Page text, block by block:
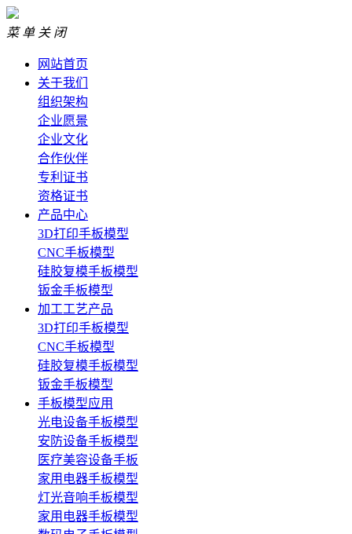
菜 单 关 闭
网站首页
关于我们
组织架构
企业愿景
企业文化
合作伙伴
专利证书
资格证书
产品中心
3D打印手板模型
CNC手板模型
硅胶复模手板模型
钣金手板模型
加工工艺产品
3D打印手板模型
CNC手板模型
硅胶复模手板模型
钣金手板模型
手板模型应用
光电设备手板模型
安防设备手板模型
医疗美容设备手板
家用电器手板模型
灯光音响手板模型
家用电器手板模型